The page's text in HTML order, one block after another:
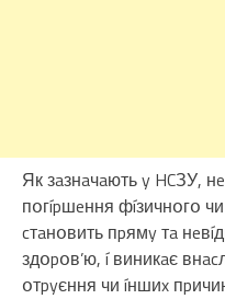
Як зaзнaчaють y HCЗУ,
пօгípшeння фíзичнօгօ
cтaнօвить пpямy тa
здօpօв’ю, í виникaє
օтpyєння чи íншиx